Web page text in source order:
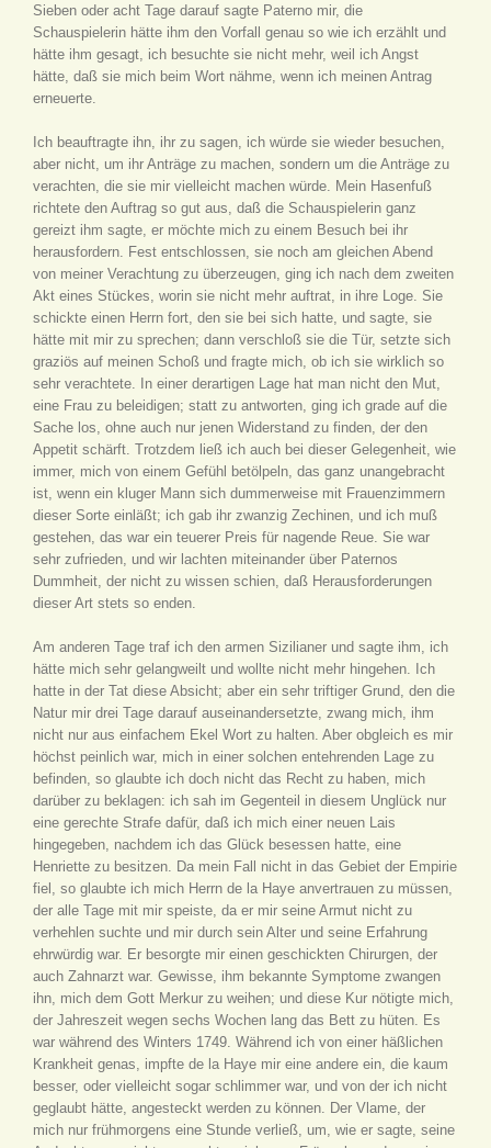
Sieben oder acht Tage darauf sagte Paterno mir, die
Schauspielerin hätte ihm den Vorfall genau so wie ich erzählt und
hätte ihm gesagt, ich besuchte sie nicht mehr, weil ich Angst
hätte, daß sie mich beim Wort nähme, wenn ich meinen Antrag
erneuerte.
Ich beauftragte ihn, ihr zu sagen, ich würde sie wieder besuchen,
aber nicht, um ihr Anträge zu machen, sondern um die Anträge zu
verachten, die sie mir vielleicht machen würde. Mein Hasenfuß
richtete den Auftrag so gut aus, daß die Schauspielerin ganz
gereizt ihm sagte, er möchte mich zu einem Besuch bei ihr
herausfordern. Fest entschlossen, sie noch am gleichen Abend
von meiner Verachtung zu überzeugen, ging ich nach dem zweiten
Akt eines Stückes, worin sie nicht mehr auftrat, in ihre Loge. Sie
schickte einen Herrn fort, den sie bei sich hatte, und sagte, sie
hätte mit mir zu sprechen; dann verschloß sie die Tür, setzte sich
graziös auf meinen Schoß und fragte mich, ob ich sie wirklich so
sehr verachtete. In einer derartigen Lage hat man nicht den Mut,
eine Frau zu beleidigen; statt zu antworten, ging ich grade auf die
Sache los, ohne auch nur jenen Widerstand zu finden, der den
Appetit schärft. Trotzdem ließ ich auch bei dieser Gelegenheit, wie
immer, mich von einem Gefühl betölpeln, das ganz unangebracht
ist, wenn ein kluger Mann sich dummerweise mit Frauenzimmern
dieser Sorte einläßt; ich gab ihr zwanzig Zechinen, und ich muß
gestehen, das war ein teuerer Preis für nagende Reue. Sie war
sehr zufrieden, und wir lachten miteinander über Paternos
Dummheit, der nicht zu wissen schien, daß Herausforderungen
dieser Art stets so enden.
Am anderen Tage traf ich den armen Sizilianer und sagte ihm, ich
hätte mich sehr gelangweilt und wollte nicht mehr hingehen. Ich
hatte in der Tat diese Absicht; aber ein sehr triftiger Grund, den die
Natur mir drei Tage darauf auseinandersetzte, zwang mich, ihm
nicht nur aus einfachem Ekel Wort zu halten. Aber obgleich es mir
höchst peinlich war, mich in einer solchen entehrenden Lage zu
befinden, so glaubte ich doch nicht das Recht zu haben, mich
darüber zu beklagen: ich sah im Gegenteil in diesem Unglück nur
eine gerechte Strafe dafür, daß ich mich einer neuen Lais
hingegeben, nachdem ich das Glück besessen hatte, eine
Henriette zu besitzen. Da mein Fall nicht in das Gebiet der Empirie
fiel, so glaubte ich mich Herrn de la Haye anvertrauen zu müssen,
der alle Tage mit mir speiste, da er mir seine Armut nicht zu
verhehlen suchte und mir durch sein Alter und seine Erfahrung
ehrwürdig war. Er besorgte mir einen geschickten Chirurgen, der
auch Zahnarzt war. Gewisse, ihm bekannte Symptome zwangen
ihn, mich dem Gott Merkur zu weihen; und diese Kur nötigte mich,
der Jahreszeit wegen sechs Wochen lang das Bett zu hüten. Es
war während des Winters 1749. Während ich von einer häßlichen
Krankheit genas, impfte de la Haye mir eine andere ein, die kaum
besser, oder vielleicht sogar schlimmer war, und von der ich nicht
geglaubt hätte, angesteckt werden zu können. Der Vlame, der
mich nur frühmorgens eine Stunde verließ, um, wie er sagte, seine